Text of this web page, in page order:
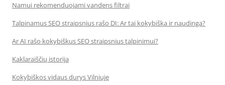
Namui rekomenduojami vandens filtrai
Talpinamus SEO straipsnius rašo DI: Ar tai kokybiška ir naudinga?
Ar AI rašo kokybiškus SEO straipsnius talpinimui?
Kaklaraiščių istorija
Kokybiškos vidaus durys Vilniuje